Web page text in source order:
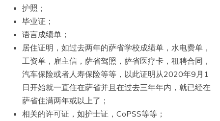
护照；
毕业证；
语言成绩单；
居住证明，如过去两年的萨省学校成绩单，水电费单，
工资单，雇主信，萨省驾照，萨省医疗卡，租聘合同，
汽车保险或者人寿保险等等，以此证明从2020年9月1
日开始就一直住在萨省并且在过去三年年内，就已经在
萨省住满两年或以上了；
相关的许可证，如护士证，CoPSS等等；